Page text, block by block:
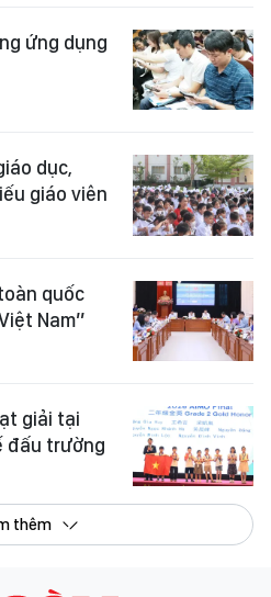
ứng dụng
dục,
giáo viên
quốc
Nam”
giải tại
đấu trường
thêm